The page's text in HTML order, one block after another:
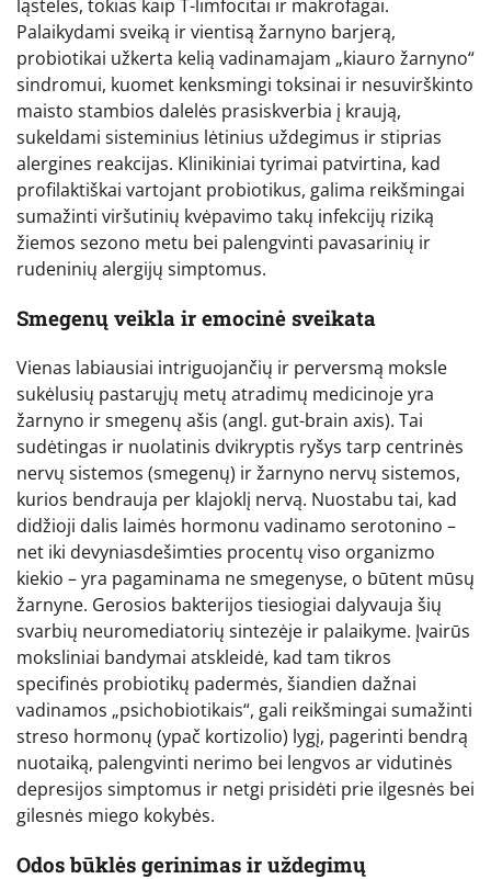
ląsteles, tokias kaip T-limfocitai ir makrofagai.
Palaikydami sveiką ir vientisą žarnyno barjerą,
probiotikai užkerta kelią vadinamajam „kiauro žarnyno“
sindromui, kuomet kenksmingi toksinai ir nesuvirškinto
maisto stambios dalelės prasiskverbia į kraują,
sukeldami sisteminius lėtinius uždegimus ir stiprias
alergines reakcijas. Klinikiniai tyrimai patvirtina, kad
profilaktiškai vartojant probiotikus, galima reikšmingai
sumažinti viršutinių kvėpavimo takų infekcijų riziką
žiemos sezono metu bei palengvinti pavasarinių ir
rudeninių alergijų simptomus.
Smegenų veikla ir emocinė sveikata
Vienas labiausiai intriguojančių ir perversmą moksle
sukėlusių pastarųjų metų atradimų medicinoje yra
žarnyno ir smegenų ašis (angl. gut-brain axis). Tai
sudėtingas ir nuolatinis dvikryptis ryšys tarp centrinės
nervų sistemos (smegenų) ir žarnyno nervų sistemos,
kurios bendrauja per klajoklį nervą. Nuostabu tai, kad
didžioji dalis laimės hormonu vadinamo serotonino –
net iki devyniasdešimties procentų viso organizmo
kiekio – yra pagaminama ne smegenyse, o būtent mūsų
žarnyne. Gerosios bakterijos tiesiogiai dalyvauja šių
svarbių neuromediatorių sintezėje ir palaikyme. Įvairūs
moksliniai bandymai atskleidė, kad tam tikros
specifinės probiotikų padermės, šiandien dažnai
vadinamos „psichobiotikais“, gali reikšmingai sumažinti
streso hormonų (ypač kortizolio) lygį, pagerinti bendrą
nuotaiką, palengvinti nerimo bei lengvos ar vidutinės
depresijos simptomus ir netgi prisidėti prie ilgesnės bei
gilesnės miego kokybės.
Odos būklės gerinimas ir uždegimų